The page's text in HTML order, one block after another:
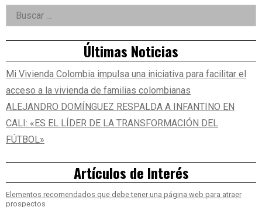
Right
Asides
Buscar:
Últimas Noticias
Mi Vivienda Colombia impulsa una iniciativa para facilitar el
acceso a la vivienda de familias colombianas
ALEJANDRO DOMÍNGUEZ RESPALDA A INFANTINO EN
CALI: «ES EL LÍDER DE LA TRANSFORMACIÓN DEL
FÚTBOL»
Artículos de Interés
Elementos recomendados que debe tener una página web para atraer
prospectos